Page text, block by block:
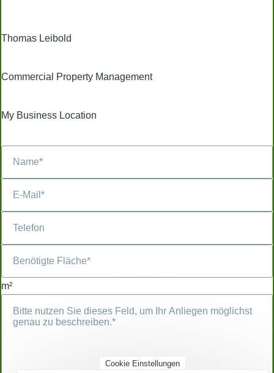
Thomas Leibold
Commercial Property Management
My Business Location
m²
Cookie Einstellungen